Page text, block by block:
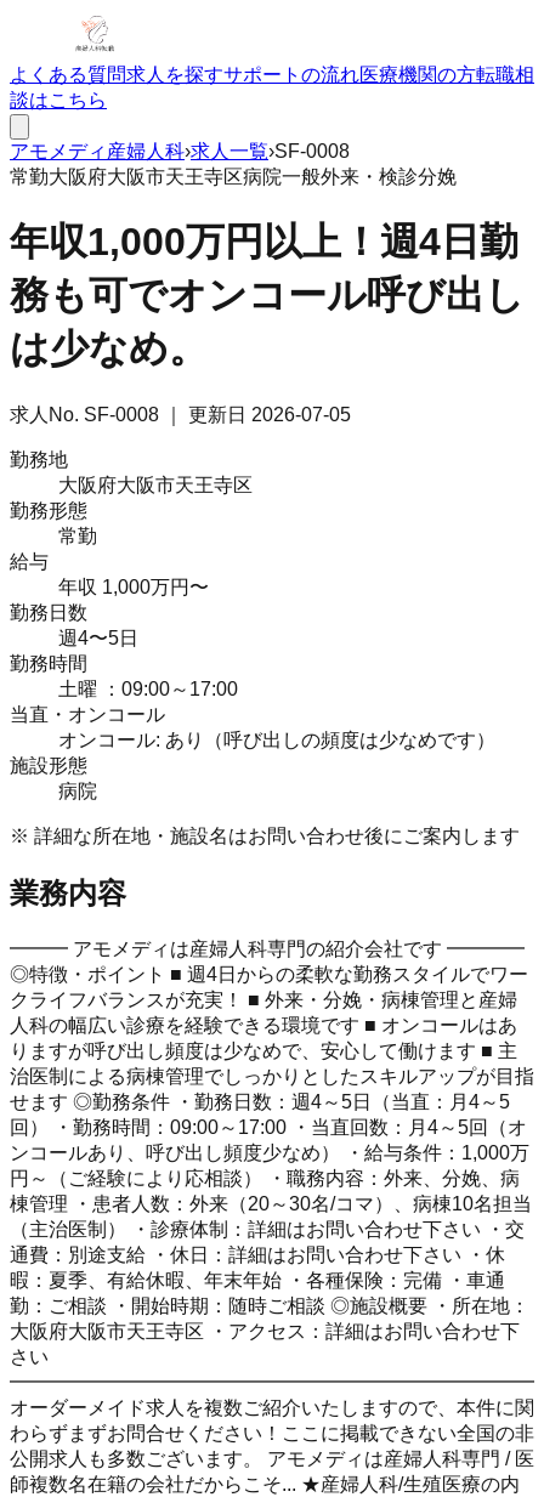
よくある質問求人を探すサポートの流れ医療機関の方転職相
談はこちら
アモメディ 産婦人科›求人一覧›SF-0008
常勤大阪府大阪市天王寺区病院一般外来・検診分娩
年収1,000万円以上！週4日勤
務も可でオンコール呼び出し
は少なめ。
求人No. SF-0008 ｜ 更新日 2026-07-05
勤務地
大阪府大阪市天王寺区
勤務形態
常勤
給与
年収 1,000万円〜
勤務日数
週4〜5日
勤務時間
土曜 ：09:00～17:00
当直・オンコール
オンコール: あり（呼び出しの頻度は少なめです）
施設形態
病院
※ 詳細な所在地・施設名はお問い合わせ後にご案内します
業務内容
━━━ アモメディは産婦人科専門の紹介会社です ━━━━
◎特徴・ポイント ■ 週4日からの柔軟な勤務スタイルでワー
クライフバランスが充実！ ■ 外来・分娩・病棟管理と産婦
人科の幅広い診療を経験できる環境です ■ オンコールはあ
りますが呼び出し頻度は少なめで、安心して働けます ■ 主
治医制による病棟管理でしっかりとしたスキルアップが目指
せます ◎勤務条件 ・勤務日数：週4～5日（当直：月4～5
回） ・勤務時間：09:00～17:00 ・当直回数：月4～5回（オ
ンコールあり、呼び出し頻度少なめ） ・給与条件：1,000万
円～（ご経験により応相談） ・職務内容：外来、分娩、病
棟管理 ・患者人数：外来（20～30名/コマ）、病棟10名担当
（主治医制） ・診療体制：詳細はお問い合わせ下さい ・交
通費：別途支給 ・休日：詳細はお問い合わせ下さい ・休
暇：夏季、有給休暇、年末年始 ・各種保険：完備 ・車通
勤：ご相談 ・開始時期：随時ご相談 ◎施設概要 ・所在地：
大阪府大阪市天王寺区 ・アクセス：詳細はお問い合わせ下
さい
━━━━━━━━━━━━━━━━━━━━━━━━━━━
オーダーメイド求人を複数ご紹介いたしますので、本件に関
わらずまずお問合せください！ここに掲載できない全国の非
公開求人も多数ございます。 アモメディは産婦人科専門 / 医
師複数名在籍の会社だからこそ... ★産婦人科/生殖医療の内